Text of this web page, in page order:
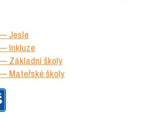
Jesle
Inkluze
Základní školy
Mateřské školy